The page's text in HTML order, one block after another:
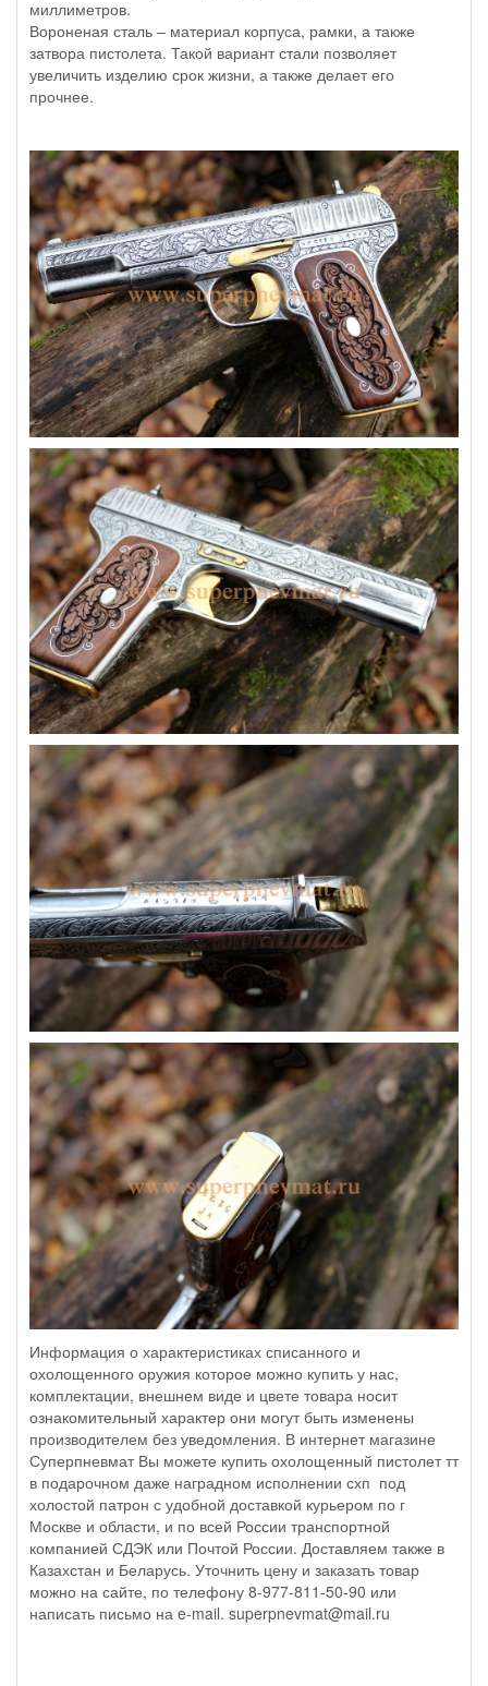
миллиметров.
Вороненая сталь – материал корпуса, рамки, а также
затвора пистолета. Такой вариант стали позволяет
увеличить изделию срок жизни, а также делает его
прочнее.
Информация о характеристиках списанного и
охолощенного оружия которое можно купить у нас,
комплектации, внешнем виде и цвете товара носит
ознакомительный характер они могут быть изменены
производителем без уведомления. В интернет магазине
Суперпневмат Вы можете купить охолощенный пистолет тт
в подарочном даже наградном исполнении схп под
холостой патрон с удобной доставкой курьером по г
Москве и области, и по всей России транспортной
компанией СДЭК или Почтой России. Доставляем также в
Казахстан и Беларусь. Уточнить цену и заказать товар
можно на сайте, по телефону 8-977-811-50-90 или
написать письмо на e-mail. superpnevmat@mail.ru